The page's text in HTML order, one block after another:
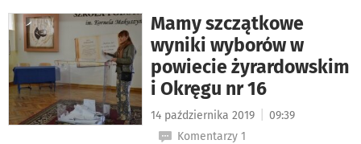
Mamy szczątkowe
wyniki wyborów w
powiecie żyrardowskim
i Okręgu nr 16
14 października 2019
09:39
Komentarzy 1